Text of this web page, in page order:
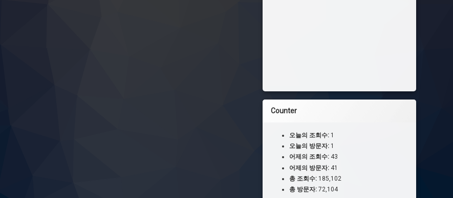
Counter
오늘의 조회수: 1
오늘의 방문자: 1
어제의 조회수: 43
어제의 방문자: 41
총 조회수: 185,102
총 방문자: 72,104